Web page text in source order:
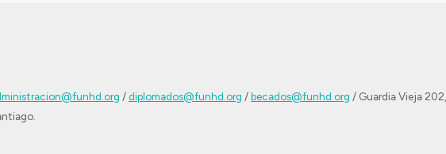
/diplomados@funhd.org /becados@funhd.org / Guardia Vieja